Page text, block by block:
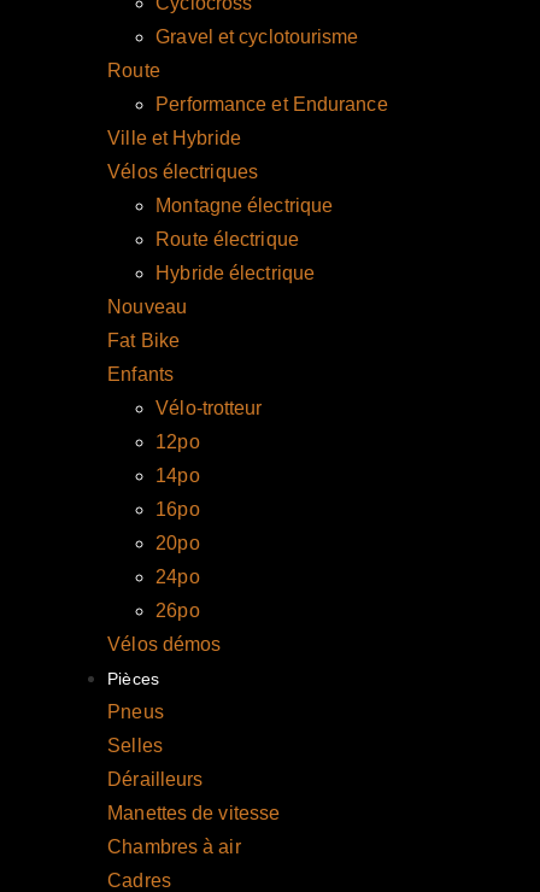
Gravel et cyclotourisme
Route
Performance et Endurance
Ville et Hybride
Vélos électriques
Montagne électrique
Route électrique
Hybride électrique
Nouveau
Fat Bike
Enfants
Vélo-trotteur
12po
14po
16po
20po
24po
26po
Vélos démos
Pièces
Pneus
Selles
Dérailleurs
Manettes de vitesse
Chambres à air
Cadres